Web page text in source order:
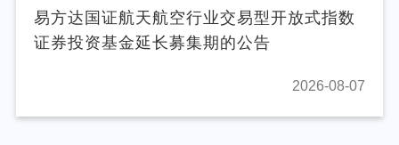
易方达国证航天航空行业交易型开放式指数
证券投资基金延长募集期的公告
2026-08-07